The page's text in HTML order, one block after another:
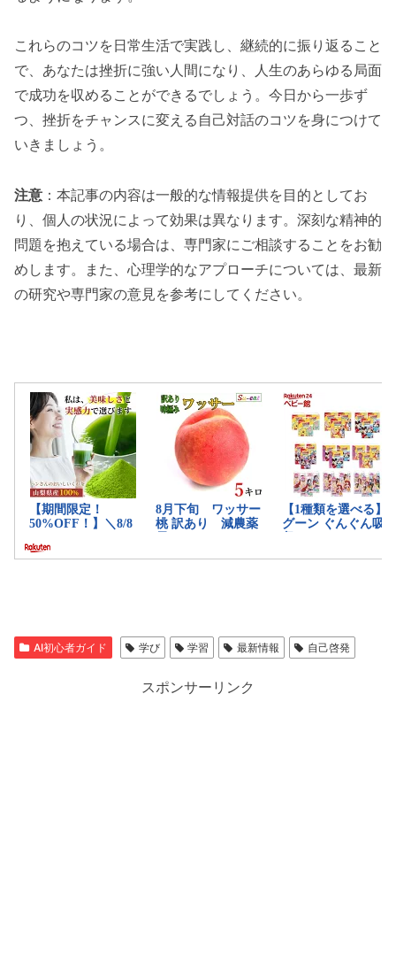
これらのコツを日常生活で実践し、継続的に振り返ること
で、あなたは挫折に強い人間になり、人生のあらゆる局面
で成功を収めることができるでしょう。今日から一歩ず
つ、挫折をチャンスに変える自己対話のコツを身につけて
いきましょう。
注意 ：本記事の内容は一般的な情報提供を目的としてお
り、個人の状況によって効果は異なります。深刻な精神的
問題を抱えている場合は、専門家にご相談することをお勧
めします。また、心理学的なアプローチについては、最新
の研究や専門家の意見を参考にしてください。
AI初心者ガイド 学び 学習 最新情報 自己啓発
スポンサーリンク